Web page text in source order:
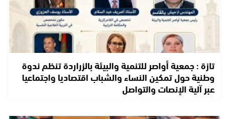
تازة : جمعية أواصر للتنمية والبيئة بالزراردة تنظم ندوة
وطنية حول تمكين النساء والشباب اقتصاديا واجتماعيا
عبر آلية الإنصات والتواصل